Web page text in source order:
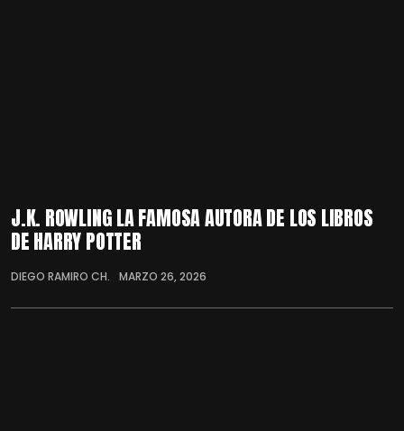
J.K. ROWLING LA FAMOSA AUTORA DE LOS LIBROS
DE HARRY POTTER
DIEGO RAMIRO CH. MARZO 26, 2026